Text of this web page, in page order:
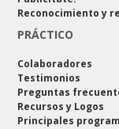
Reconocimiento y
PRÁCTICO
Colaboradores
Testimonios
Preguntas
Recursos y Logos
Principales